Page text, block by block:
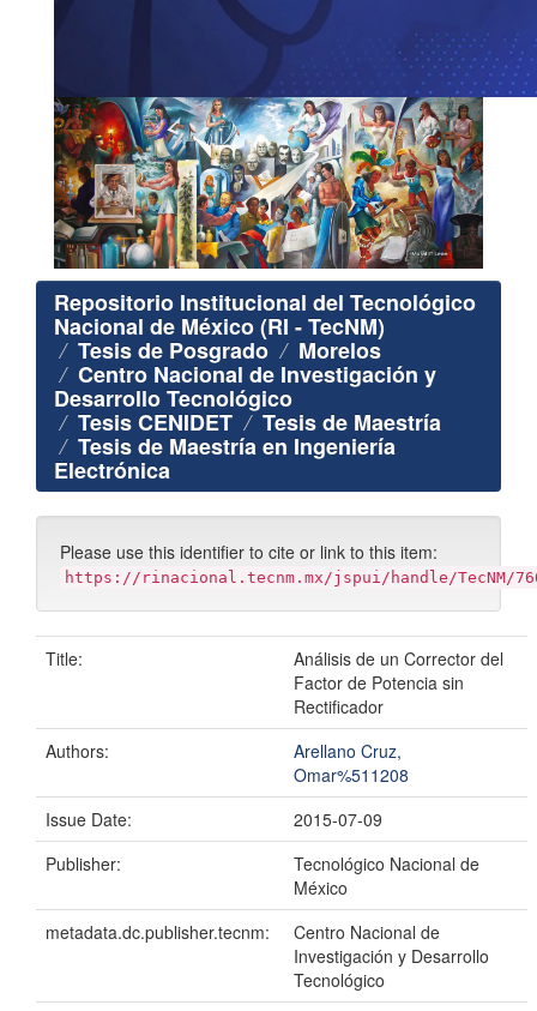
Repositorio Institucional del Tecnológico
Nacional de México (RI - TecNM)
Tesis de Posgrado Morelos
Centro Nacional de Investigación y
Desarrollo Tecnológico
Tesis CENIDET Tesis de Maestría
Tesis de Maestría en Ingeniería
Electrónica
Please use this identifier to cite or link to this item:
https://rinacional.tecnm.mx/jspui/handle/TecNM/
Title:
Análisis de un Corrector del
Factor de Potencia sin
Rectificador
Authors:
Arellano Cruz,
Omar%511208
Issue Date:
2015-07-09
Publisher:
Tecnológico Nacional de
México
metadata.dc.publisher.tecnm:
Centro Nacional de
Investigación y Desarrollo
Tecnológico